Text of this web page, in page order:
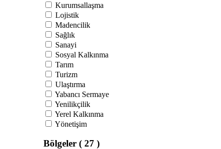
Kurumsallaşma
Lojistik
Madencilik
Sağlık
Sanayi
Sosyal Kalkınma
Tarım
Turizm
Ulaştırma
Yabancı Sermaye
Yenilikçilik
Yerel Kalkınma
Yönetişim
Bölgeler ( 27 )